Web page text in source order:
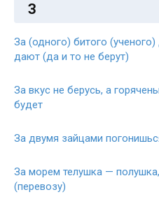
З
За (одного) битого
дают (да и то не берут)
За вкус не берусь, а
будет
За двумя зайцами
За морем телушка —
(перевозу)